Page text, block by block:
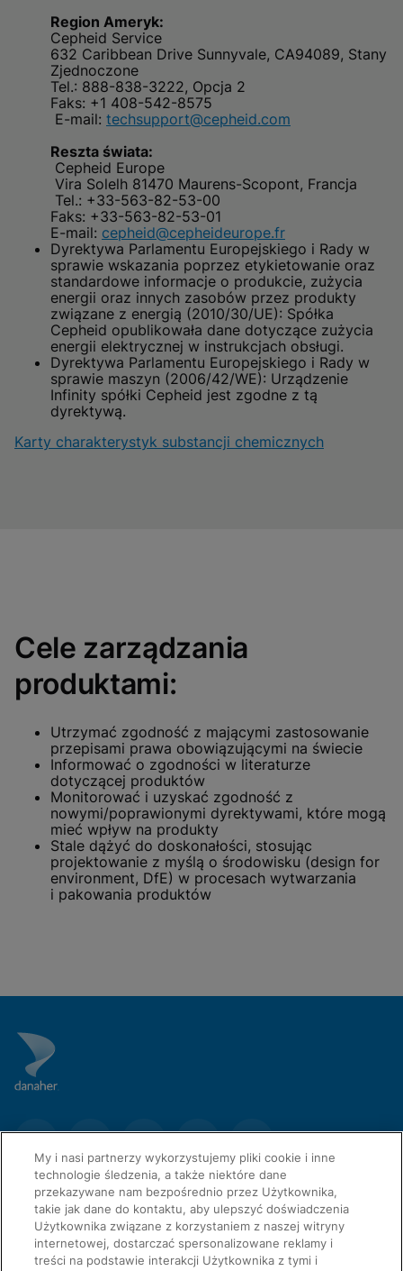
Region Ameryk:
Cepheid Service
632 Caribbean Drive Sunnyvale, CA94089, Stany
Zjednoczone
Tel.: 888-838-3222, Opcja 2
Faks: +1 408-542-8575
E-mail: techsupport@cepheid.com
Reszta świata:
Cepheid Europe
Vira Solelh 81470 Maurens-Scopont, Francja
Tel.: +33-563-82-53-00
Faks: +33-563-82-53-01
E-mail: cepheid@cepheideurope.fr
Dyrektywa Parlamentu Europejskiego i Rady w
sprawie wskazania poprzez etykietowanie oraz
standardowe informacje o produkcie, zużycia
energii oraz innych zasobów przez produkty
związane z energią (2010/30/UE): Spółka
Cepheid opublikowała dane dotyczące zużycia
energii elektrycznej w instrukcjach obsługi.
Dyrektywa Parlamentu Europejskiego i Rady w
sprawie maszyn (2006/42/WE): Urządzenie
Infinity spółki Cepheid jest zgodne z tą
dyrektywą.
Karty charakterystyk substancji chemicznych
Cele zarządzania
produktami:
Utrzymać zgodność z mającymi zastosowanie
przepisami prawa obowiązującymi na świecie
Informować o zgodności w literaturze
dotyczącej produktów
Monitorować i uzyskać zgodność z
nowymi/poprawionymi dyrektywami, które mogą
mieć wpływ na produkty
Stale dążyć do doskonałości, stosując
projektowanie z myślą o środowisku (design for
environment, DfE) w procesach wytwarzania
i pakowania produktów
My i nasi partnerzy wykorzystujemy pliki cookie i inne
technologie śledzenia, a także niektóre dane
przekazywane nam bezpośrednio przez Użytkownika,
takie jak dane do kontaktu, aby ulepszyć doświadczenia
Użytkownika związane z korzystaniem z naszej witryny
internetowej, dostarczać spersonalizowane reklamy i
treści na podstawie interakcji Użytkownika z tymi i